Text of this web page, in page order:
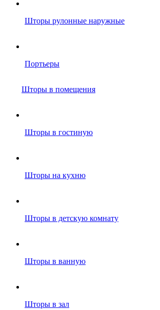
Шторы рулонные наружные
Портьеры
Шторы в помещения
Шторы в гостиную
Шторы на кухню
Шторы в детскую комнату
Шторы в ванную
Шторы в зал